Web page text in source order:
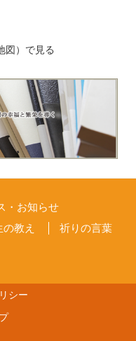
図）で見る
・お知らせ
教え
祈りの言葉
シー